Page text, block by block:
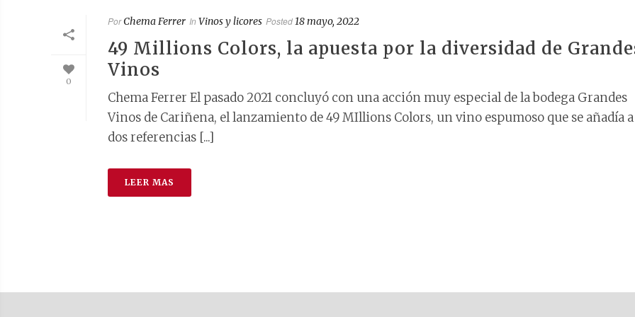
0
PorChema Ferrer In Vinos y licores Posted18 mayo, 2022
49 Millions Colors, la apuesta por la diversidad de
Vinos
Chema Ferrer El pasado 2021 concluyó con una acción muy especial de la bodega Grandes
Vinos de Cariñena, el lanzamiento de 49 MIllions Colors, un vino espumoso que se añadía a
dos referencias [...]
LEER MAS